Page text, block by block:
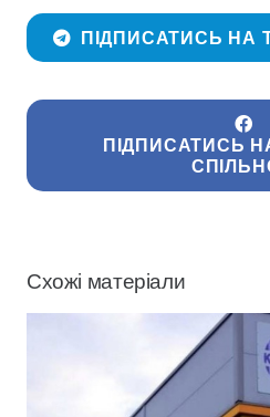
ПІДПИСАТИСЬ НА
ПІДПИСАТИСЬ
Схожі матеріали